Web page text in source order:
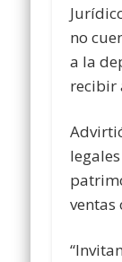
no
a la
recibir